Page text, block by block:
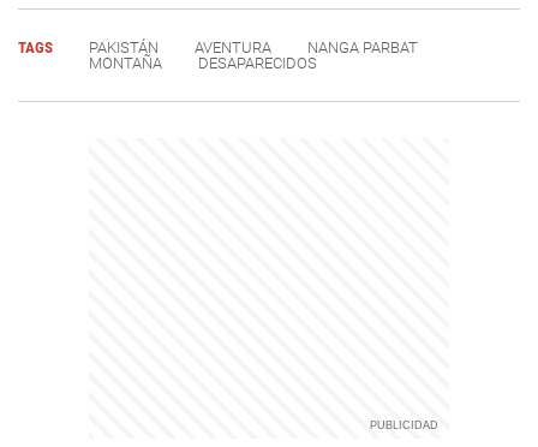
TAGS PAKISTÁN AVENTURA
NANGA PARBAT
MONTAÑA
DESAPARECIDOS